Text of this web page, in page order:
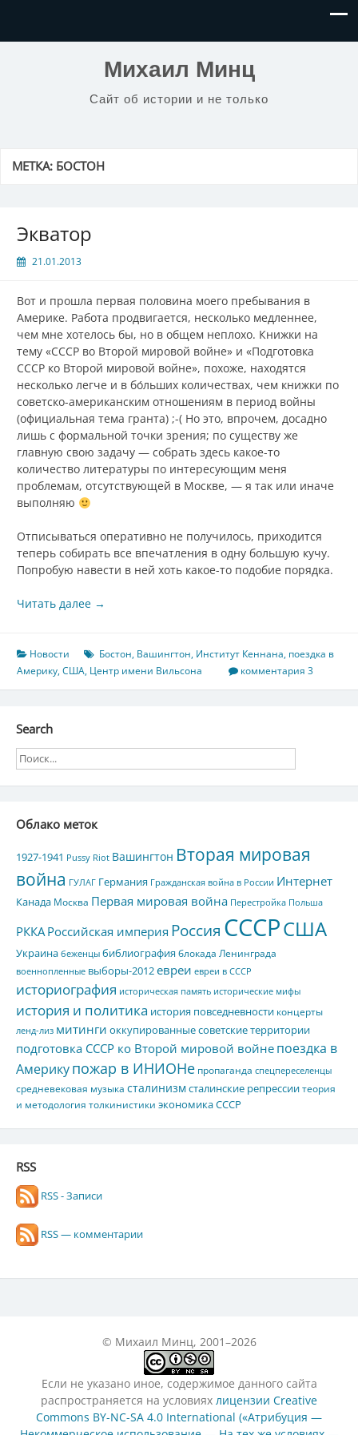
Михаил Минц
Сайт об истории и не только
МЕТКА: БОСТОН
Экватор
21.01.2013
Вот и прошла первая половина моего пребывания в
Америке. Работа продвигается, несколько медленнее,
чем мне хотелось бы, но в общем неплохо. Книжки на
тему «СССР во Второй мировой войне» и «Подготовка
СССР ко Второй мировой войне», похоже, находятся
несколько легче и в бо́льших количествах, чем книжки по
советско-американским отношениям в период войны
(официальная тема гранта) ;-( Но это, впрочем, досадно
лишь с формальной точки зрения; по существу же
главную свою задачу — собрать здесь какое-то
количество литературы по интересующим меня
проблемам, отсутствующей в Москве, — я так или иначе
выполняю
Отписываться оперативно не получилось, приходится
теперь собирать все впечатления в одну большую кучу.
Попробую навести в ней хоть какое-то подобие порядка.
Читать далее →
Новости Бостон, Вашингтон, Институт Кеннана, поездка в
Америку,США, Центр имени Вильсона комментария 3
Search
Облако меток
1927-1941 Pussy Riot Вашингтон Вторая мировая
война ГУЛАГ Германия Гражданская война в России Интернет
Канада Москва Первая мировая война Перестройка Польша
РККА Российская империя Россия СССРСША
Украина беженцы библиография блокада Ленинграда
военнопленные выборы-2012евреи евреи в СССР
историография историческая память исторические мифы
история и политика история повседневности концерты
ленд-лиз митинги оккупированные советские территории
подготовка СССР ко Второй мировой войнепоездка в
Америкупожар в ИНИОНе пропаганда спецпереселенцы
средневековая музыка сталинизмсталинские репрессиитеория
и методология толкинистики экономика СССР
RSS
RSS - Записи
RSS — комментарии
© Михаил Минц, 2001–2026
Если не указано иное, содержимое данного сайта
распространяется на условиях лицензии Creative
Commons BY-NC-SA 4.0 International («Атрибуция —